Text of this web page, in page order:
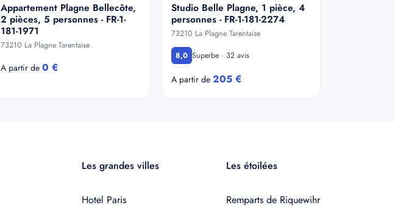
Appartement Plagne Bellecôte,
2 pièces, 5 personnes - FR-1-
181-1971
73210 La Plagne Tarentaise
A partir de 0 €
Studio Belle Plagne, 1 pièce, 4
personnes - FR-1-181-2274
73210 La Plagne Tarentaise
8,0 Superbe · 32 avis
A partir de 205 €
Les grandes villes
Hotel Paris
Les étoilées
Remparts de Riquewihr